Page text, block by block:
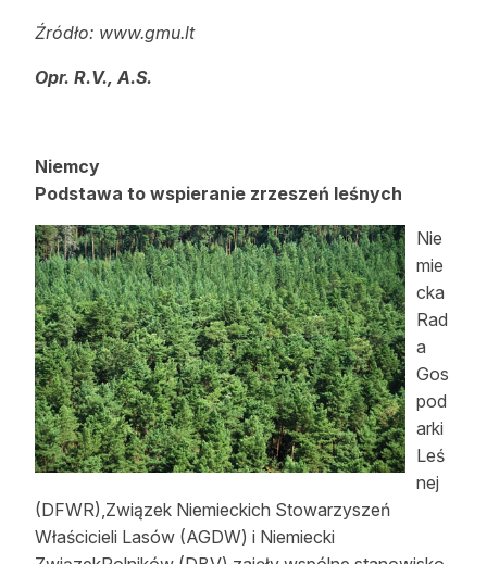
Źródło: www.gmu.lt
Opr. R.V., A.S.
Niemcy
Podstawa to wspieranie zrzeszeń leśnych
Nie
mie
cka
Rad
a
Gos
pod
arki
Leś
nej
(DFWR),Związek Niemieckich Stowarzyszeń
Właścicieli Lasów (AGDW) i Niemiecki